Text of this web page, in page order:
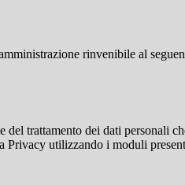
rinvenibile al
trattamento dei dati personali
Privacy utilizzando i moduli